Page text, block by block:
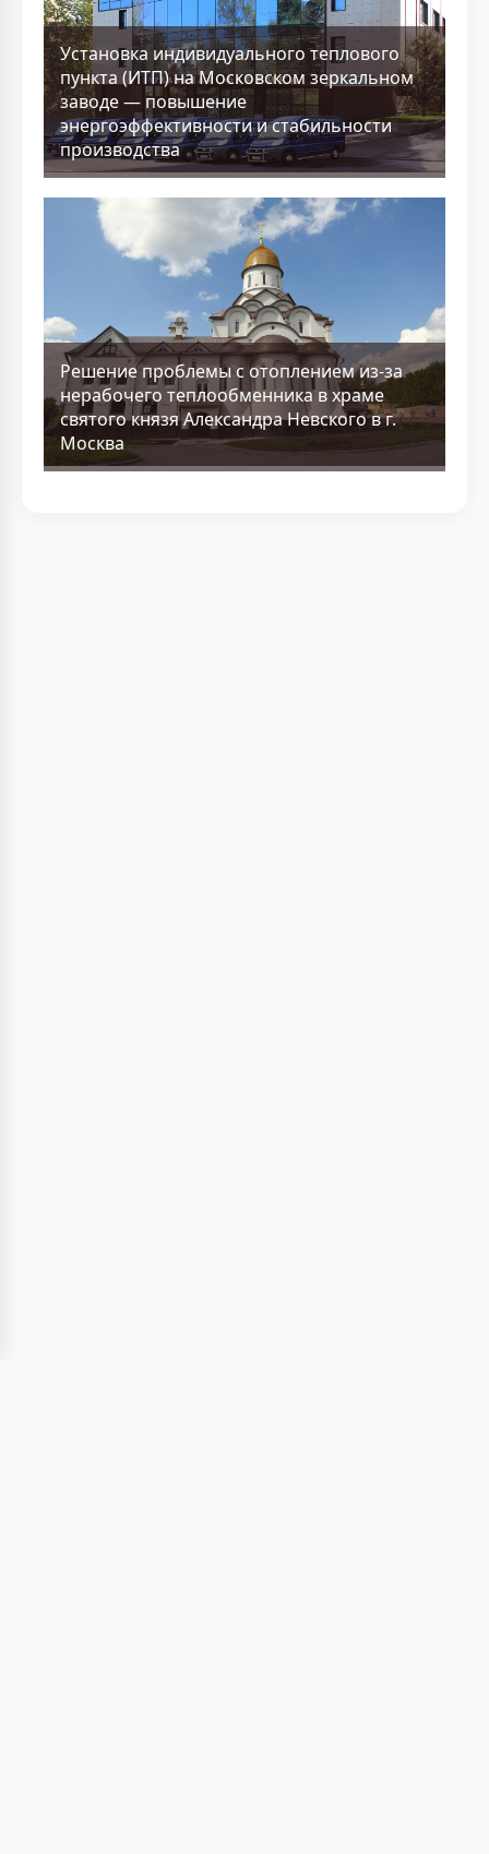
Установка индивидуального теплового
пункта (ИТП) на Московском зеркальном
заводе — повышение
энергоэффективности и стабильности
производства
Решение проблемы с отоплением из-за
нерабочего теплообменника в храме
святого князя Александра Невского в г.
Москва